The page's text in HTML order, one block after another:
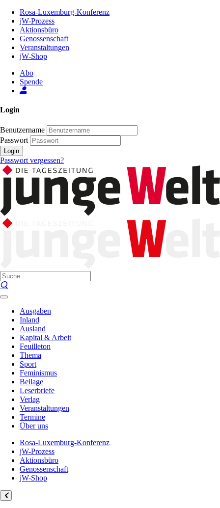
Inhalt
Seite
Rosa-Luxemburg-Konferenz
jW-Prozess
Aktionsbüro
Genossenschaft
Veranstaltungen
jW-Shop
Abo
Spende
Login
Benutzername
Passwort
Login
Passwort vergessen?
Ausgaben
Inland
Ausland
Kapital & Arbeit
Feuilleton
Thema
Sport
Feminismus
Beilage
Leserbriefe
Verlag
Veranstaltungen
Termine
Über uns
Rosa-Luxemburg-Konferenz
jW-Prozess
Aktionsbüro
Genossenschaft
jW-Shop